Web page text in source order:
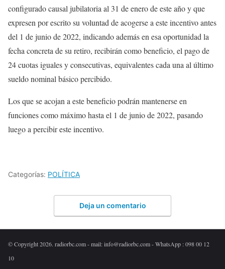
configurado causal jubilatoria al 31 de enero de este año y que
expresen por escrito su voluntad de acogerse a este incentivo antes
del 1 de junio de 2022, indicando además en esa oportunidad la
fecha concreta de su retiro, recibirán como beneficio, el pago de
24 cuotas iguales y consecutivas, equivalentes cada una al último
sueldo nominal básico percibido.
Los que se acojan a este beneficio podrán mantenerse en
funciones como máximo hasta el 1 de junio de 2022, pasando
luego a percibir este incentivo.
Categorías: POLÍTICA
Deja un comentario
© Copyright 2026. radiorbc.com - mail: info@radiorbc.com - WhatsApp : 098 00 12
10